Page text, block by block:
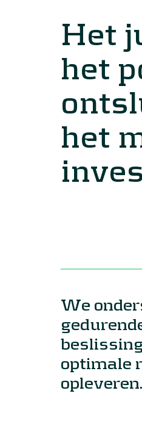
Het
het
het
We
optimale
opleveren.